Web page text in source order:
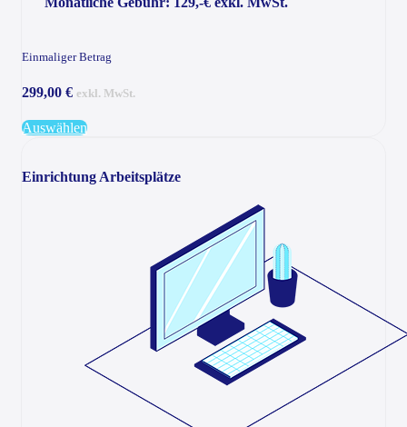
Einmaliger Betrag
299,00 € exkl. MwSt.
Auswählen
Einrichtung Arbeitsplätze